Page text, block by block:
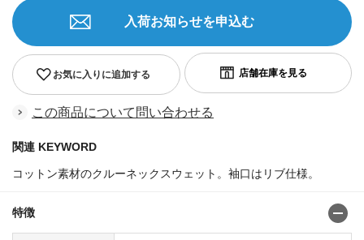
お気に入りに追加する
入荷お知らせを申込む
この商品について問い合わせる
関連 KEYWORD
コットン素材のクルーネックスウェット。袖口はリブ仕様。
特徴